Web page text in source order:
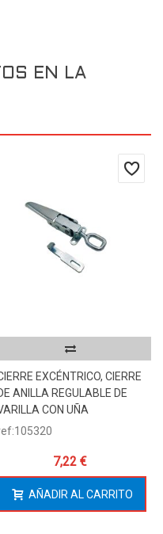
EN LA
EXCÉNTRICO, CIERRE
ANILLA REGULABLE DE
CON UÑA
7,22 €
AÑADIR AL CARRITO